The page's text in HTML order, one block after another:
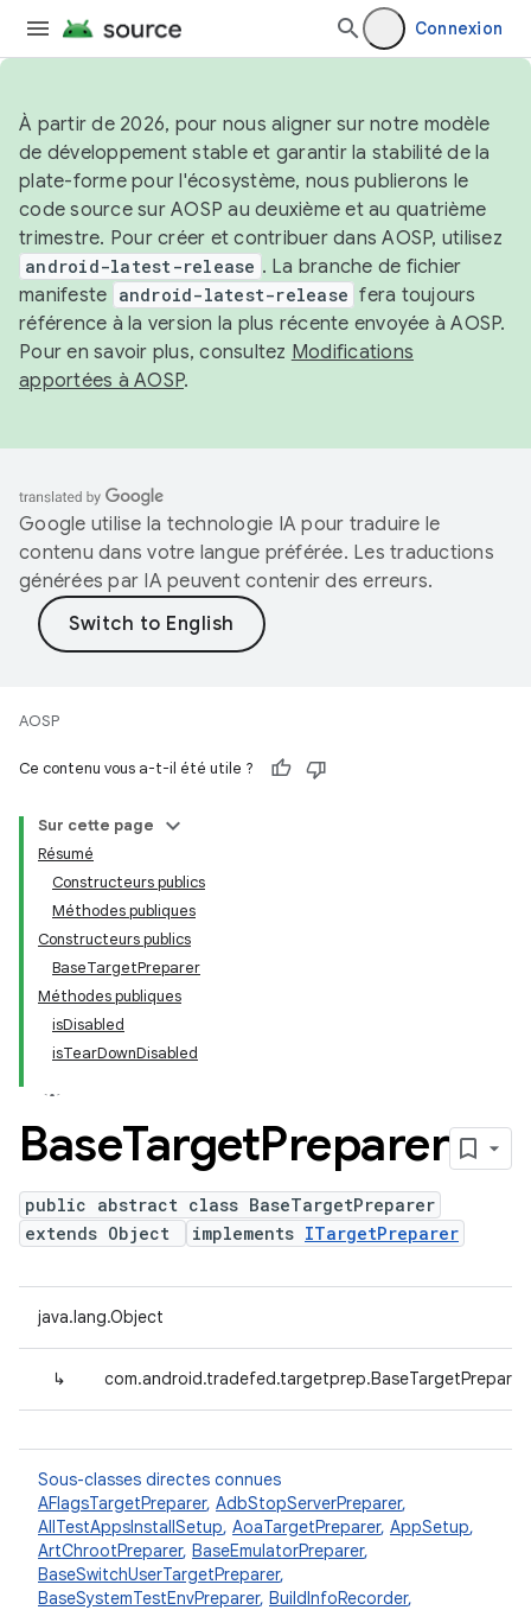
Connexion
À partir de 2026, pour nous aligner sur notre modèle
de développement stable et garantir la stabilité de la
plate-forme pour l'écosystème, nous publierons le
code source sur AOSP au deuxième et au quatrième
trimestre. Pour créer et contribuer dans AOSP, utilisez
android-latest-release . La branche de fichier
manifeste android-latest-release fera toujours
référence à la version la plus récente envoyée à AOSP.
Pour en savoir plus, consultez Modifications
apportées à AOSP.
Google utilise la technologie IA pour traduire le
contenu dans votre langue préférée. Les traductions
générées par IA peuvent contenir des erreurs.
AOSP
Ce contenu vous a-t-il été utile ?
Sur cette page
Résumé
Constructeurs publics
Méthodes publiques
Constructeurs publics
BaseTargetPreparer
Méthodes publiques
isDisabled
isTearDownDisabled
BaseTargetPreparer
public abstract class BaseTargetPreparer
extends Object
implements ITargetPreparer
java.lang.Object
↳ com.android.tradefed.targetprep.BaseTargetPreparer
Sous-classes directes connues
AFlagsTargetPreparer, AdbStopServerPreparer,
AllTestAppsInstallSetup, AoaTargetPreparer, AppSetup,
ArtChrootPreparer, BaseEmulatorPreparer,
BaseSwitchUserTargetPreparer,
BaseSystemTestEnvPreparer, BuildInfoRecorder,